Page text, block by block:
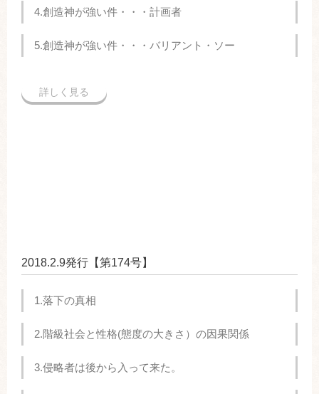
4.創造神が強い件・・・計画者
5.創造神が強い件・・・バリアント・ソー
詳しく見る
2018.2.9発行【第174号】
1.落下の真相
2.階級社会と性格(態度の大きさ）の因果関係
3.侵略者は後から入って来た。